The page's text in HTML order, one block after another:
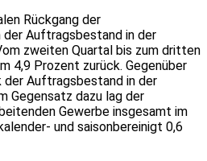
Rückgang der
Auftragsbestand in der
zweiten Quartal bis zum dritten
4,9 Prozent zurück. Gegenüber
der Auftragsbestand in der
Gegensatz dazu lag der
Gewerbe insgesamt im
und saisonbereinigt 0,6